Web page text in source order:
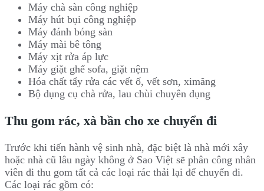
Máy chà sàn công nghiệp
Máy hút bụi công nghiệp
Máy đánh bóng sàn
Máy mài bê tông
Máy xịt rửa áp lực
Máy giặt ghế sofa, giặt nệm
Hóa chất tẩy rửa các vết ố, vết sơn, ximăng
Bộ dụng cụ chà rửa, lau chùi chuyên dụng
Thu gom rác, xà bần cho xe chuyển đi
Trước khi tiến hành vệ sinh nhà, đặc biệt là nhà mới xây
hoặc nhà cũ lâu ngày không ở Sao Việt sẽ phân công nhân
viên đi thu gom tất cả các loại rác thải lại để chuyển đi.
Các loại rác gồm có: